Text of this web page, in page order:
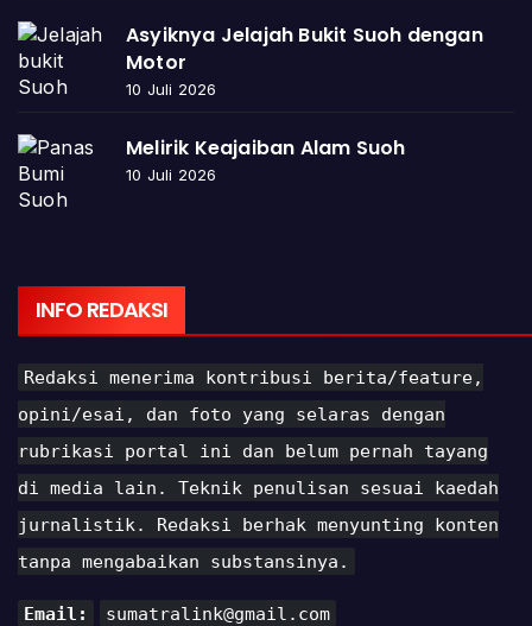
Asyiknya Jelajah Bukit Suoh dengan
Motor
10 Juli 2026
Melirik Keajaiban Alam Suoh
10 Juli 2026
INFO REDAKSI
Redaksi menerima kontribusi berita/feature,
opini/esai, dan foto yang selaras dengan
rubrikasi portal ini dan belum pernah tayang
di media lain. Teknik penulisan sesuai kaedah
jurnalistik. Redaksi berhak menyunting konten
tanpa mengabaikan substansinya.
Email: sumatralink@gmail.com